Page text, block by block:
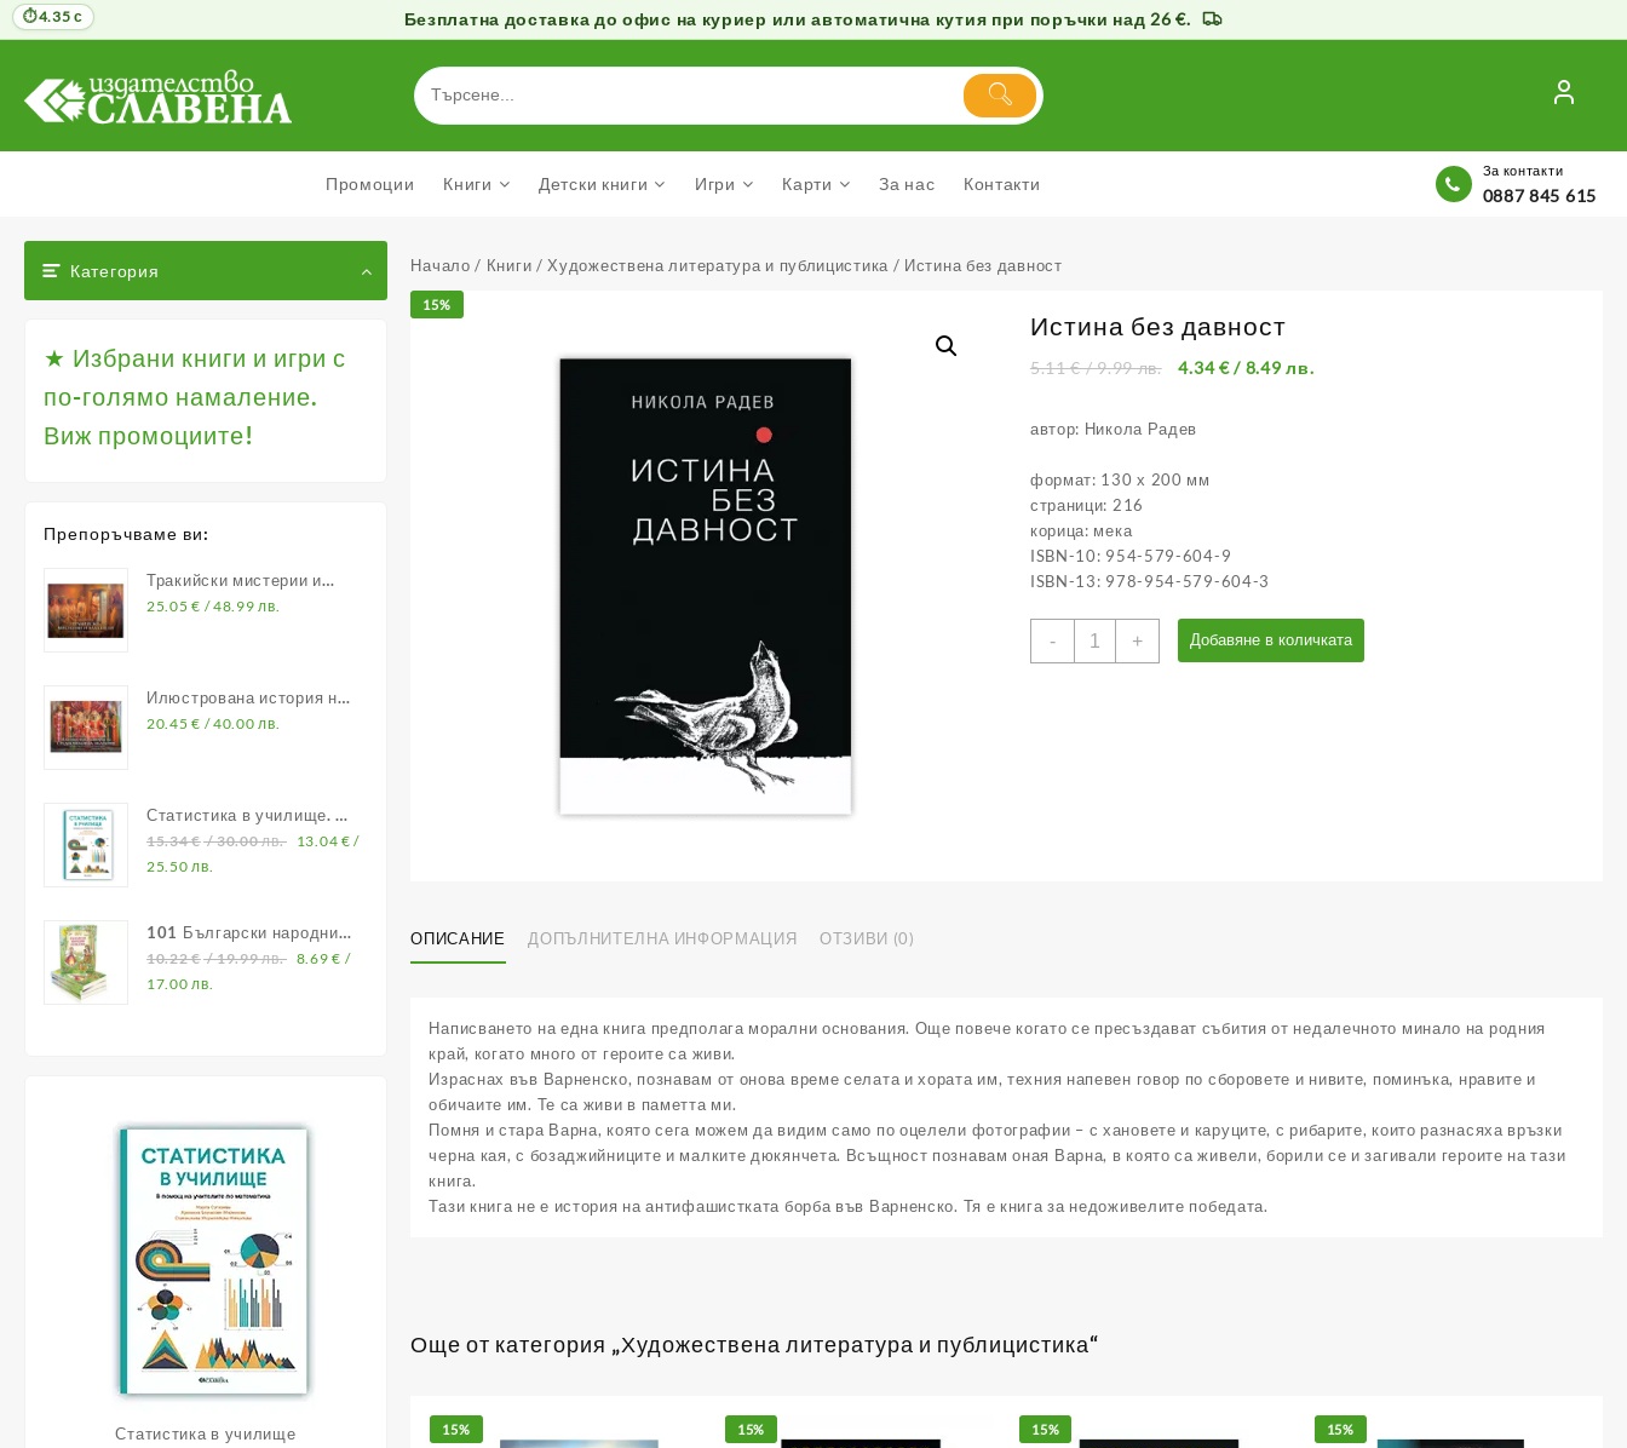
Безплатна доставка до офис на куриер или автоматична кутия при поръчки над 26 €.
съдържанието
Промоции Книги Детски книги Игри Карти За нас Контакти
За контакти
0887 845 615
Категория
★ Избрани книги и игри с
по-голямо намаление.
Виж промоциите!
Препоръчваме ви:
Тракийски мистерии и
владетели
25.05€ / 48.99 лв.
Илюстрована история на
Средновековна България
20.45€ / 40.00 лв.
Статистика в училище. В
помощ на учителите по
математика
15.34€/ 30.00 лв. 13.04 € /
25.50 лв.
101 Български народни
приказки
10.22€/ 19.99 лв. 8.69€ /
17.00 лв.
Статистика в училище
Начало / Книги / Художествена литература и публицистика / Истина без давност
15%
Истина без давност
5.11€/ 9.99 лв. 4.34€/ 8.49 лв.
автор: Никола Радев
формат: 130 х 200 мм
страници: 216
корица: мека
ISBN-10: 954-579-604-9
ISBN-13: 978-954-579-604-3
-
количество
+ Добавяне в количката
ОПИСАНИЕ ДОПЪЛНИТЕЛНА ИНФОРМАЦИЯ ОТЗИВИ (0)
Написването на една книга предполага морални основания. Още повече когато се пресъздават събития от недалечното минало на родния
край, когато много от героите са живи.
Израснах във Варненско, познавам от онова време селата и хората им, техния напевен говор по сборовете и нивите, поминъка, нравите и
обичаите им. Те са живи в паметта ми.
Помня и стара Варна, която сега можем да видим само по оцелели фотографии – с хановете и каруците, с рибарите, които разнасяха връзки
черна кая, с бозаджийниците и малките дюкянчета. Всъщност познавам оная Варна, в която са живели, борили се и загивали героите на тази
книга.
Тази книга не е история на антифашистката борба във Варненско. Тя е книга за недоживелите победата.
Още от категория „Художествена литература и публицистика“
15% 15% 15% 15%
4.35 с